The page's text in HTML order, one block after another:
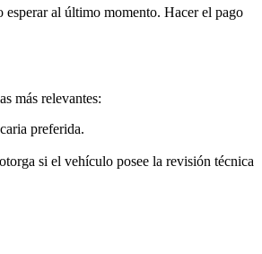
esperar al último momento. Hacer el pago
más relevantes:
preferida.
si el vehículo posee la revisión técnica